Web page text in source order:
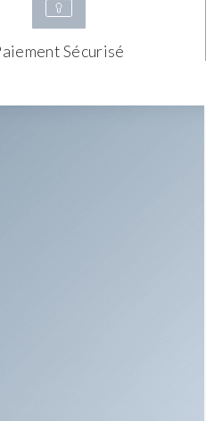
Sécurisé